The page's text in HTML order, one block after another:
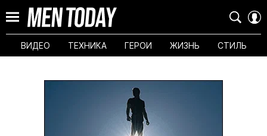
ВИДЕО ТЕХНИКА ГЕРОИ ЖИЗНЬ СТИЛЬ